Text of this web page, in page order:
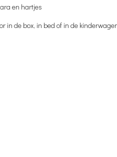
en hartjes
in de box, in bed of in de